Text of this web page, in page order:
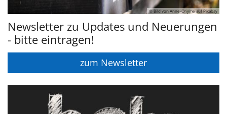
© Bild von Anne-Onyme auf Pixabay
Newsletter zu Updates und Neuerungen
- bitte eintragen!
zum Newsletter